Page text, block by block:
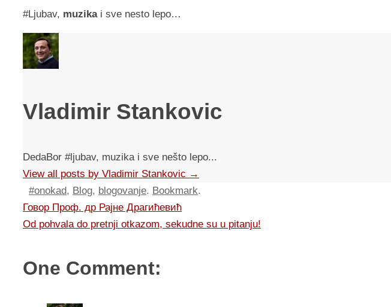
#Ljubav, muzikai sve nesto lepo…
Vladimir Stankovic
DedaBor #ljubav, muzika i sve nešto lepo...
View all posts by Vladimir Stankovic →
#onokad, Blog, blogovanje. Bookmark.
Говор Проф. др Рајнe Драгићевић
Od pohvala do pretnji otkazom, sekudne su u pitanju!
One Comment: